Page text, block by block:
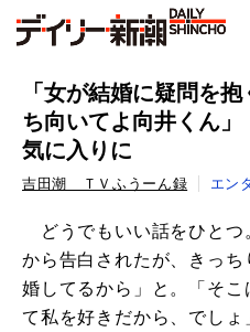
「女が結婚に疑問を
ち向いてよ向井くん
気に入りに
吉田潮 ＴＶふうーん録 エン
どうでもいい話をひとつ
から告白されたが、きっ
婚してるから」と。「そこ
て私を好きだから、でし